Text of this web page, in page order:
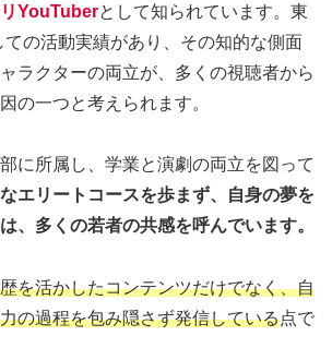
YouTuberとして知られています。東
ての活動実績があり、その知的な側面
ラクターの両立が、多くの視聴者から
の一つと考えられます。
に所属し、学業と演劇の両立を図って
エリートコースを歩まず、自身の夢を
、多くの若者の共感を呼んでいます。
を活かしたコンテンツだけでなく、自
の過程を包み隠さず発信している点で